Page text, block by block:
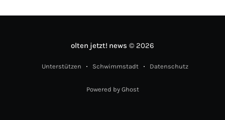
wirklich ist.
olten jetzt! news © 2026
Unterstützen Schwimmstadt Datenschutz
Powered by Ghost